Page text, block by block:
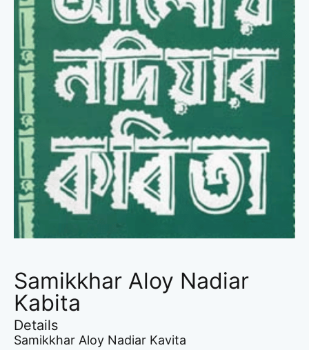
Samikkhar Aloy Nadiar
Kabita
Details
Samikkhar Aloy Nadiar Kavita